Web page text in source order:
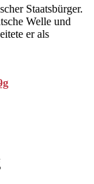
Staatsbürger.
Welle und
er als